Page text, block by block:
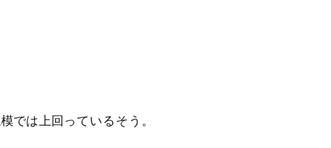
では上回っているそう。